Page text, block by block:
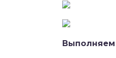
Выполняем